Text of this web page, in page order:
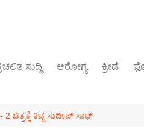
ಸುದ್ದಿ ಆರೋಗ್ಯ ಕ್ರೀಡೆ
ಕಿಚ್ಚ ಸುದೀಪ್ ಸಾಥ್